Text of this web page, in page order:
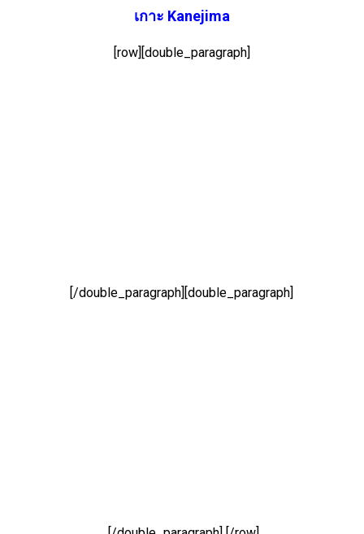
เกาะ Kanejima
[row][double_paragraph]
[/double_paragraph][double_paragraph]